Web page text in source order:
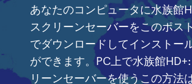
あなたのコンピュータに水族館
スクリーンセーバーをこのポス
でダウンロードしてインストー
ができます。PC上で水族館
リーンセーバーを使うこの方法は